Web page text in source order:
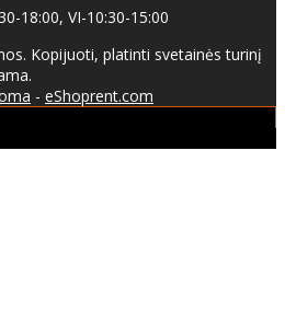
18:00, VI-10:30-15:00
Kopijuoti, platinti svetainės turinį
- eShoprent.com